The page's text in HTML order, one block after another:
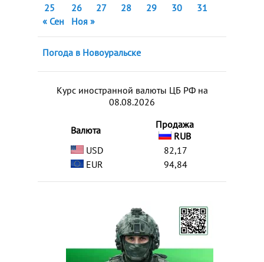
25
26 27 28 29 30
31
« Сен
Ноя »
Погода в Новоуральске
Курс иностранной валюты ЦБ РФ на
08.08.2026
Валюта
Продажа
RUB
USD
82,17
EUR
94,84